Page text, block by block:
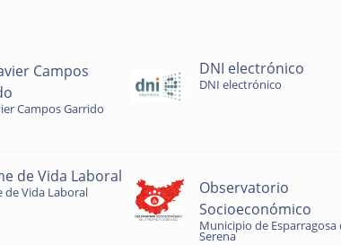
Campos
Campos Garrido
DNI electrónico
DNI electrónico
de Vida Laboral
de Vida Laboral
Observatorio
Socioeconómico
Municipio de Esparragosa
Serena